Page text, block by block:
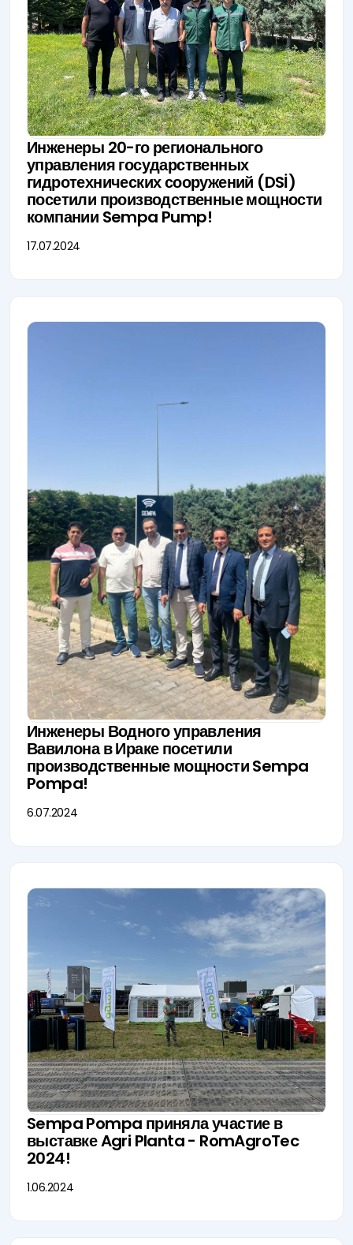
Инженеры 20-го регионального
управления государственных
гидротехнических сооружений (DSİ)
посетили производственные мощности
компании Sempa Pump!
17.07.2024
Инженеры Водного управления
Вавилона в Ираке посетили
производственные мощности Sempa
Pompa!
6.07.2024
Sempa Pompa приняла участие в
выставке Agri Planta - RomAgroTec
2024!
1.06.2024